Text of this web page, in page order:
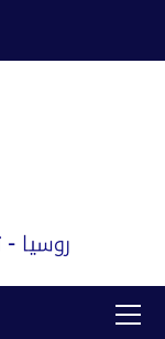
القائمة